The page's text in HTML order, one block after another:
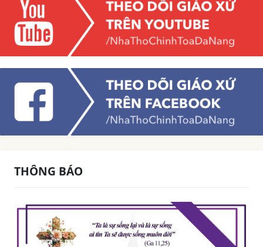
THÔNG BÁO